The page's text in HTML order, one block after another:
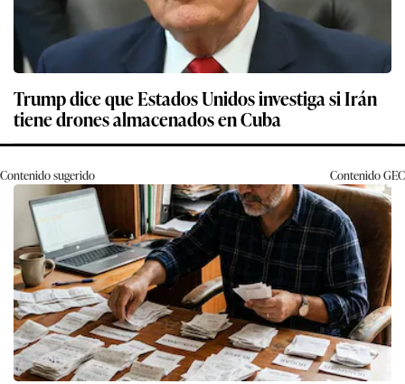
Trump dice que Estados Unidos investiga si Irán
tiene drones almacenados en Cuba
Contenido sugerido ContenidoGEC